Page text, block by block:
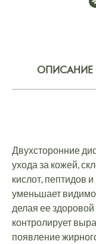
ОПИСАНИЕ
Двухсторонние
ухода за кожей,
кислот, пептидов
уменьшает
делая ее
контролирует
появление